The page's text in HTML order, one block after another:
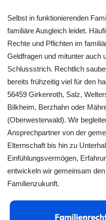
Selbst in funktionierenden
familiäre Ausgleich leidet.
Rechte und Pflichten im
Geldfragen und mitunter auch
Schlussstrich. Rechtlich
bereits frühzeitig viel für den
56459 Girkenroth, Salz,
Bilkheim, Berzhahn oder
(Oberwesterwald). Wir
Ansprechpartner von der
Elternschaft bis hin zu
Einfühlungsvermögen,
entwickeln wir gemeinsam
Familienzukunft.